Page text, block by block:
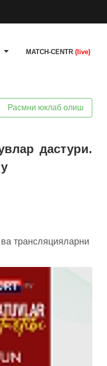
MATCH-CENTR (live)
Расмни юклаб олиш
дастури.
трансляцияларни